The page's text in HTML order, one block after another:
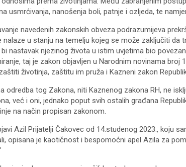
usmrćivanja, nanošenja boli, patnje i ozljeda, te
navedenih zakonskih obveza podrazumijeva
nalaze u stanju na temelju kojeg se može zaključiti da
nastavak njezinog života u istim uvjetima bio
taj je zakon objavljen u Narodnim novinama broj
životinja, zaštitu im pruža i Kazneni zakon
odredba tog Zakona, niti Kaznenog zakona RH, ne
već i oni, jednako poput svih ostalih građana
na način propisan zakonom.
Azil Prijatelji Čakovec od 14.studenog 2023., koju
opisana je kaotičnost i bespomoćni apel Azila za